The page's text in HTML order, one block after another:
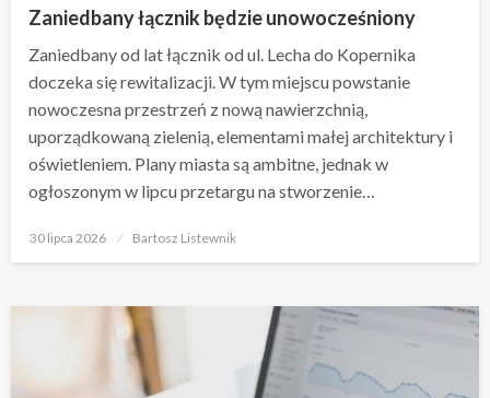
Zaniedbany łącznik będzie unowocześniony
Zaniedbany od lat łącznik od ul. Lecha do Kopernika
doczeka się rewitalizacji. W tym miejscu powstanie
nowoczesna przestrzeń z nową nawierzchnią,
uporządkowaną zielenią, elementami małej architektury i
oświetleniem. Plany miasta są ambitne, jednak w
ogłoszonym w lipcu przetargu na stworzenie…
Opublikowane
30 lipca 2026 Bartosz Listewnik